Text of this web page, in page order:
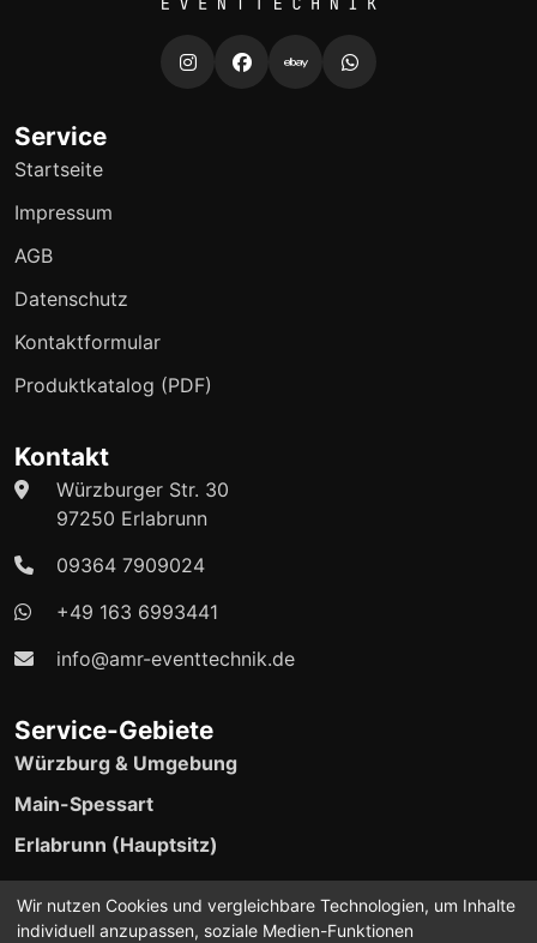
Service
Startseite
Impressum
AGB
Datenschutz
Kontaktformular
Produktkatalog (PDF)
Kontakt
Würzburger Str. 30
97250 Erlabrunn
09364 7909024
+49 163 6993441
info@amr-eventtechnik.de
Service-Gebiete
Würzburg & Umgebung
Main-Spessart
Erlabrunn (Hauptsitz)
24/7 Event-Support verfügbar
Wir nutzen Cookies und vergleichbare Technologien, um Inhalte
individuell anzupassen, soziale Medien-Funktionen